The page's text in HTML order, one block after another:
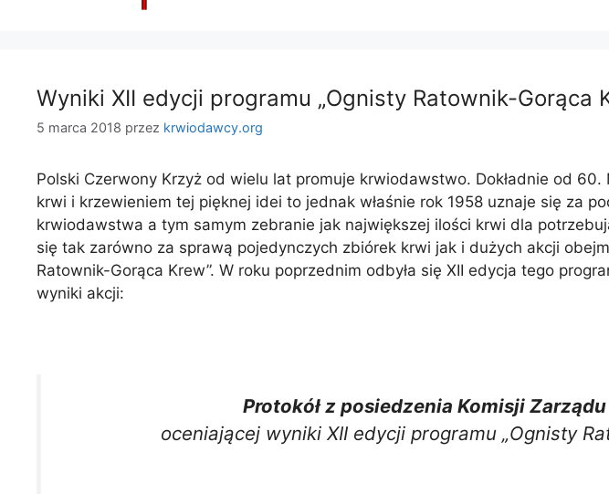
Wyniki XII edycji programu „Ognisty Ratownik-Gorąca
5 marca 2018 przez krwiodawcy.org
Polski Czerwony Krzyż od wielu lat promuje krwiodawstwo. Dokładnie od
krwi i krzewieniem tej pięknej idei to jednak właśnie rok 1958 uznaje się za
krwiodawstwa a tym samym zebranie jak największej ilości krwi dla
się tak zarówno za sprawą pojedynczych zbiórek krwi jak i dużych akcji
Ratownik-Gorąca Krew”. W roku poprzednim odbyła się XII edycja tego
wyniki akcji:
Protokół z posiedzenia Komisji
oceniającej wyniki XII edycji programu „Ognisty